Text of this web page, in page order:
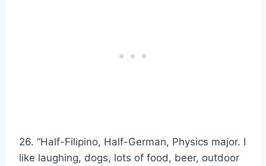
26. “Half-Filipino, Half-German, Physics major. I
like laughing, dogs, lots of food, beer, outdoor